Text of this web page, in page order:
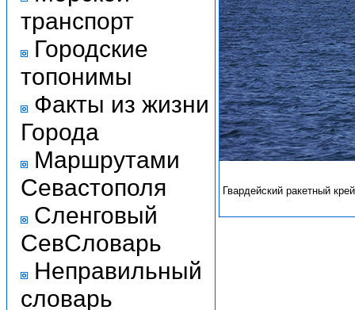
транспорт
Городские
топонимы
Факты из жизни
Города
Маршрутами
Севастополя
Сленговый
СевСловарь
Неправильный
словарь
Гвардейский ракетный